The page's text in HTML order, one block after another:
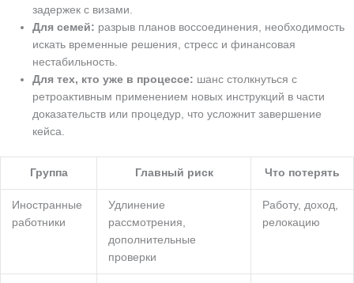
задержек с визами.
Для семей: разрыв планов воссоединения, необходимость
искать временные решения, стресс и финансовая
нестабильность.
Для тех, кто уже в процессе: шанс столкнуться с
ретроактивным применением новых инструкций в части
доказательств или процедур, что усложнит завершение
кейса.
Группа Главный риск Что потерять
Иностранные
работники
Удлинение
рассмотрения,
дополнительные
проверки
Работу, доход,
релокацию